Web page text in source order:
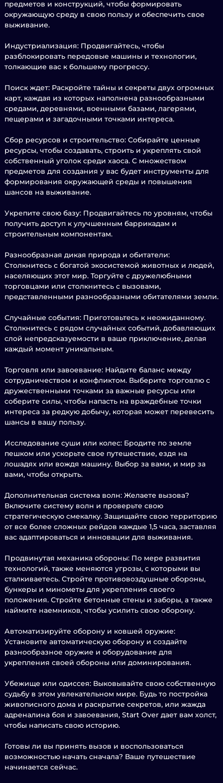
предметов и конструкций, чтобы формировать
окружающую среду в свою пользу и обеспечить свое
выживание.
Индустриализация: Продвигайтесь, чтобы
разблокировать передовые машины и технологии,
толкающие вас к большему прогрессу.
Поиск ждет: Раскройте тайны и секреты двух огромных
карт, каждая из которых наполнена разнообразными
средами, деревнями, военными базами, лагерями,
пещерами и загадочными точками интереса.
Сбор ресурсов и строительство: Собирайте ценные
ресурсы, чтобы создавать, строить и укреплять свой
собственный уголок среди хаоса. С множеством
предметов для создания у вас будет инструменты для
формирования окружающей среды и повышения
шансов на выживание.
Укрепите свою базу: Продвигайтесь по уровням, чтобы
получить доступ к улучшенным баррикадам и
строительным компонентам.
Разнообразная дикая природа и обитатели:
Столкнитесь с богатой экосистемой животных и людей,
населяющих этот мир. Торгуйте с дружелюбными
торговцами или столкнитесь с вызовами,
представленными разнообразными обитателями земли.
Случайные события: Приготовьтесь к неожиданному.
Столкнитесь с рядом случайных событий, добавляющих
слой непредсказуемости в ваше приключение, делая
каждый момент уникальным.
Торговля или завоевание: Найдите баланс между
сотрудничеством и конфликтом. Выберите торговлю с
дружественными точками за важные ресурсы или
соберите силы, чтобы напасть на враждебные точки
интереса за редкую добычу, которая может перевесить
шансы в вашу пользу.
Исследование суши или колес: Бродите по земле
пешком или ускорьте свое путешествие, ездя на
лошадях или вождя машину. Выбор за вами, и мир за
вами, чтобы открыть.
Дополнительная система волн: Желаете вызова?
Включите систему волн и проверьте свою
стратегическую смекалку. Защищайте свою территорию
от все более сложных рейдов каждые 1,5 часа, заставляя
вас адаптироваться и инновации для выживания.
Продвинутая механика обороны: По мере развития
технологий, также меняются угрозы, с которыми вы
сталкиваетесь. Стройте противовоздушные обороны,
бункеры и минометы для укрепления своего
положения. Стройте бетонные стены и заборы, а также
наймите наемников, чтобы усилить свою оборону.
Автоматизируйте оборону и ковшей оружие:
Установите автоматическую оборону и создайте
разнообразное оружие и оборудование для
укрепления своей обороны или доминирования.
Убежище или одиссея: Выковывайте свою собственную
судьбу в этом увлекательном мире. Будь то постройка
живописного дома и раскрытие секретов, или жажда
адреналина боя и завоевания, Start Over дает вам холст,
чтобы написать свою историю.
Готовы ли вы принять вызов и воспользоваться
возможностью начать сначала? Ваше путешествие
начинается сейчас.